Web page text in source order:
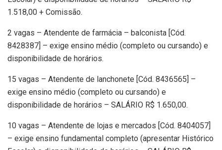
1.518,00 + Comissão.
2 vagas – Atendente de farmácia – balconista [Cód.
8428387] – exige ensino médio (completo ou cursando) e
disponibilidade de horários.
15 vagas – Atendente de lanchonete [Cód. 8436565] –
exige ensino médio (completo ou cursando) e
disponibilidade de horários – SALÁRIO R$ 1.650,00.
10 vagas – Atendente de lojas e mercados [Cód. 8404057]
– exige ensino fundamental completo (apresentar Histórico